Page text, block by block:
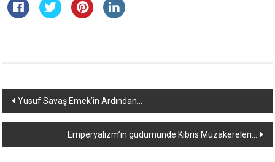
Yazı
dolaşımı
Yusuf Savaş Emek’in Ardından…
Emperyalizm’in güdümünde Kıbrıs Müzakereleri…